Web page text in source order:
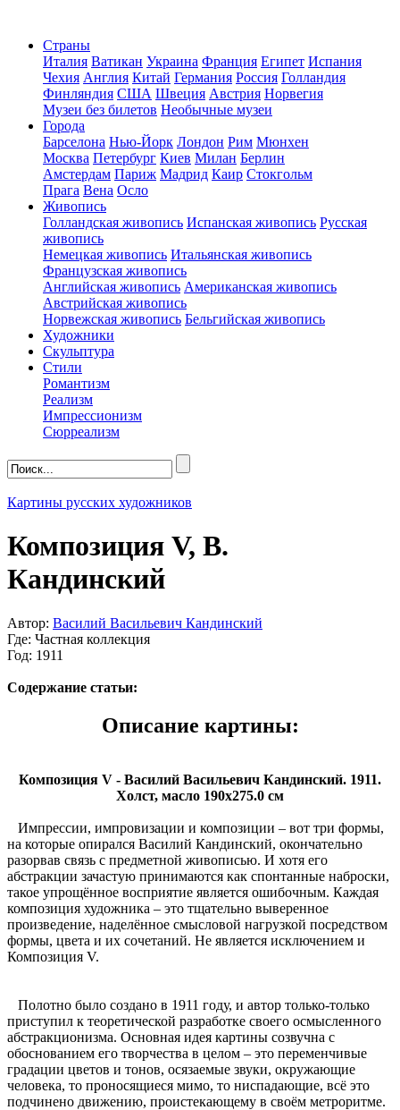
Страны
Италия Ватикан Украина Франция Египет Испания
Чехия Англия Китай Германия Россия Голландия
Финляндия США Швеция Австрия Норвегия
Музеи без билетов Необычные музеи
Города
Барселона Нью-Йорк Лондон Рим Мюнхен
Москва Петербург Киев Милан Берлин
Амстердам Париж Мадрид Каир Стокгольм
Прага Вена Осло
Живопись
Голландская живопись Испанская живопись Русская
живопись
Немецкая живопись Итальянская живопись
Французская живопись
Английская живопись Американская живопись
Австрийская живопись
Норвежская живопись Бельгийская живопись
Художники
Скульптура
Стили
Романтизм
Реализм
Импрессионизм
Сюрреализм
Картины русских художников
Композиция V, В.
Кандинский
Автор: Василий Васильевич Кандинский
Где: Частная коллекция
Год: 1911
Содержание статьи:
Описание картины:
Композиция V - Василий Васильевич Кандинский. 1911.
Холст, масло 190x275.0 см
Импрессии, импровизации и композиции – вот три формы,
на которые опирался Василий Кандинский, окончательно
разорвав связь с предметной живописью. И хотя его
абстракции зачастую принимаются как спонтанные наброски,
такое упрощённое восприятие является ошибочным. Каждая
композиция художника – это тщательно выверенное
произведение, наделённое смысловой нагрузкой посредством
формы, цвета и их сочетаний. Не является исключением и
Композиция V.
Полотно было создано в 1911 году, и автор только-только
приступил к теоретической разработке своего осмысленного
абстракционизма. Основная идея картины созвучна с
обоснованием его творчества в целом – это переменчивые
градации цветов и тонов, осязаемые звуки, окружающие
человека, то проносящиеся мимо, то ниспадающие, всё это
подчинено движению, проистекающему в своём метроритме.